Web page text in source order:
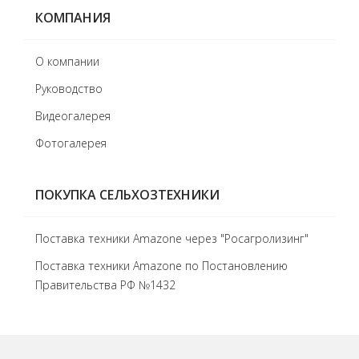
КОМПАНИЯ
О компании
Руководство
Видеогалерея
Фотогалерея
ПОКУПКА СЕЛЬХОЗТЕХНИКИ
Поставка техники Amazone через "Росагролизинг"
Поставка техники Amazone по Постановлению
Правительства РФ №1432